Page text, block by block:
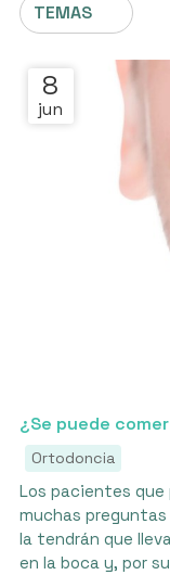
TEMAS
8
jun
¿Se puede
Ortodoncia
Los pacientes
muchas
la tendrán que
en la boca y, por